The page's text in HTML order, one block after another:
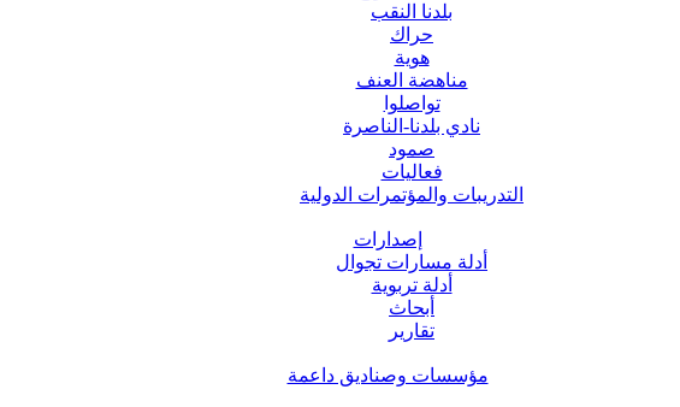
بلدنا النقب
حراك
هوية
مناهضة العنف
تواصلوا
نادي بلدنا-الناصرة
صمود
فعاليات
التدريبات والمؤتمرات الدولية
إصدارات
أدلة مسارات تجوال
أدلة تربوية
أبحاث
تقارير
مؤسسات وصناديق داعمة